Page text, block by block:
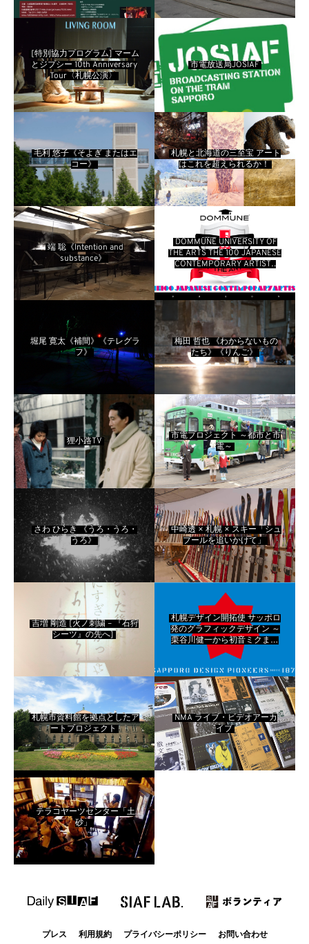
[特別協力プログラム] マーム
とジプシー 10th Anniversary
Tour〈札幌公演〉
市電放送局JOSIAF
毛利 悠子《そよぎ またはエ
コー》
札幌と北海道の三至宝 アート
はこれを超えられるか！
端 聡《Intention and
substance》
DOMMUNE UNIVERSITY OF
THE ARTS THE 100 JAPANESE
CONTEMPORARY ARTISTS
season 5（略称：DOMMUNE
SAPPORO!）
堀尾 寛太《補間》《テレグラ
フ》
梅田 哲也 《わからないもの
たち》《りんご》
狸小路TV
市電プロジェクト ～都市と市
電～
さわ ひらき 《うろ・うろ・
うろ》
中崎透 × 札幌 × スキー「シュ
プールを追いかけて」
吉増 剛造 [火ノ刺繍 – 『石狩
シーツ』の先へ]
札幌デザイン開拓使 サッポロ
発のグラフィックデザイン ～
栗谷川健一から初音ミクまで
～
札幌市資料館を拠点としたア
ートプロジェクト
NMA ライブ・ビデオアーカ
イブ
テラコヤーツセンター「土
砂」
プレス 利用規約 プライバシーポリシー お問い合わせ